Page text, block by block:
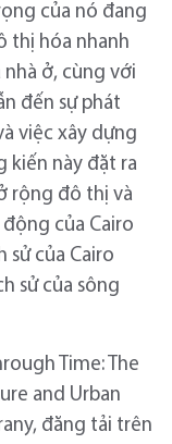
của nó đang
thị hóa nhanh
nhà ở, cùng với
đến sự phát
việc xây dựng
kiến ​​này đặt ra
rộng đô thị và
của Cairo
sử của Cairo
sử của sông
Time: The
and Urban
đăng tải trên